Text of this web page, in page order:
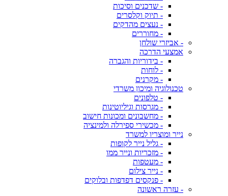
- שדכנים וסיכות
- תיוק וקלסרים
- נעצים מהדקים
- מחוררים
- אביזרי שולחן
אמצעי הדרכה
- בידוריות והגברה
- לוחות
- מקרנים
טכנולוגיה ומיכון משרדי
- טלפונים
- מגרסות וגיליוטינות
- מחשבונים ומכונות חישוב
- מכשירי ספירלה ולמינציה
נייר ומוצריו למשרד
- גליל נייר לקופות
- מזכריות ונייר ממו
- מעטפות
- נייר צילום
- פנקסים דפדפות ובלוקים
- עזרה ראשונה